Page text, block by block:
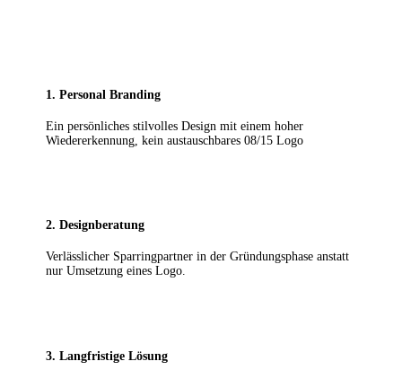
1. Personal Branding
Ein persönliches stilvolles Design mit einem hoher
Wiedererkennung, kein austauschbares 08/15 Logo
2. Designberatung
Verlässlicher Sparringpartner in der Gründungsphase anstatt
nur Umsetzung eines Logo.
3. Langfristige Lösung